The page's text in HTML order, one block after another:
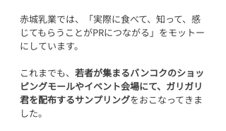
赤城乳業では、「実際に食べて、知って、感
じてもらうことがPRにつながる」をモットー
にしています。
これまでも、 若者が集まるバンコクのショッ
ピングモールやイベント会場にて、ガリガリ
君を配布するサンプリングをおこなってきま
した。